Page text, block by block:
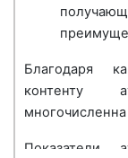
Пример
«Мегаполис
Благодаря
контенту
Показатели